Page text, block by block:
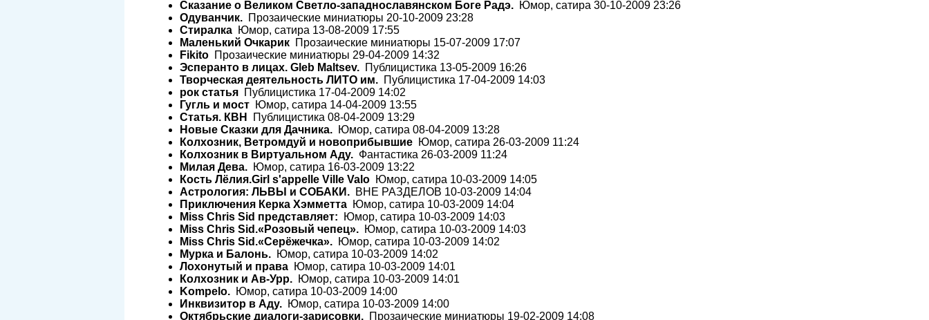
Сказание о Великом Светло-западнославянском Боге Радэ. Юмор, сатира 30-10-2009 23:26
Одуванчик. Прозаические миниатюры 20-10-2009 23:28
Стиралка Юмор, сатира 13-08-2009 17:55
Маленький Очкарик Прозаические миниатюры 15-07-2009 17:07
Fikito Прозаические миниатюры 29-04-2009 14:32
Эсперанто в лицах. Gleb Maltsev. Публицистика 13-05-2009 16:26
Творческая деятельность ЛИТО им. Публицистика 17-04-2009 14:03
рок статья Публицистика 17-04-2009 14:02
Гугль и мост Юмор, сатира 14-04-2009 13:55
Статья. КВН
Публицистика 08-04-2009 13:29
Новые Сказки для Дачника. Юмор, сатира 08-04-2009 13:28
Колхозник, Ветромдуй и новоприбывшие Юмор, сатира 26-03-2009 11:24
Колхозник в Виртуальном Аду. Фантастика 26-03-2009 11:24
Милая Дева. Юмор, сатира 16-03-2009 13:22
Кость Лёлия.Girl s'appelle Ville Valo Юмор, сатира 10-03-2009 14:05
Астрология: ЛЬВЫ и СОБАКИ. ВНЕ РАЗДЕЛОВ 10-03-2009 14:04
Приключения Керка Хэмметта Юмор, сатира 10-03-2009 14:04
Miss Chris Sid представляет: Юмор, сатира 10-03-2009 14:03
Miss Chris Sid.«Розовый чепец». Юмор, сатира 10-03-2009 14:03
Miss Chris Sid.«Серёжечка». Юмор, сатира 10-03-2009 14:02
Мурка и Балонь. Юмор, сатира 10-03-2009 14:02
Лохонутый и права Юмор, сатира 10-03-2009 14:01
Колхозник и Ав-Урр. Юмор, сатира 10-03-2009 14:01
Kompelo. Юмор, сатира 10-03-2009 14:00
Инквизитор в Аду. Юмор, сатира 10-03-2009 14:00
Октябрьские диалоги-зарисовки. Прозаические миниатюры 19-02-2009 14:08